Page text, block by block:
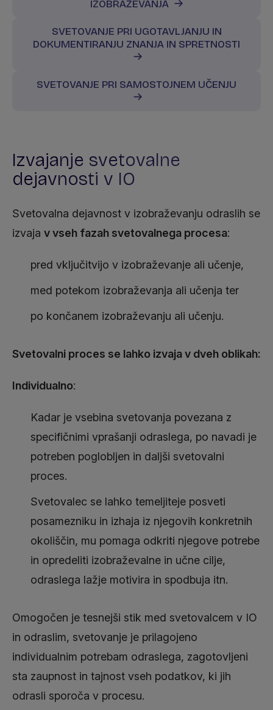
IZOBRAŽEVANJA
SVETOVANJE PRI UGOTAVLJANJU IN
DOKUMENTIRANJU ZNANJA IN SPRETNOSTI
SVETOVANJE PRI SAMOSTOJNEM UČENJU
Izvajanje svetovalne
dejavnosti v IO
Svetovalna dejavnost v izobraževanju odraslih se
izvaja v vseh fazah svetovalnega procesa:
pred vključitvijo v izobraževanje ali učenje,
med potekom izobraževanja ali učenja ter
po končanem izobraževanju ali učenju.
Svetovalni proces se lahko izvaja v dveh oblikah:
Individualno:
Kadar je vsebina svetovanja povezana z
specifičnimi vprašanji odraslega, po navadi je
potreben poglobljen in daljši svetovalni
proces.
Svetovalec se lahko temeljiteje posveti
posamezniku in izhaja iz njegovih konkretnih
okoliščin, mu pomaga odkriti njegove potrebe
in opredeliti izobraževalne in učne cilje,
odraslega lažje moti­vira in spodbuja itn.
Omogočen je tesnejši stik med svetovalcem v IO
in odraslim, svetovanje je prilagojeno
individualnim potrebam odraslega, zagotovljeni
sta zaupnost in tajnost vseh podatkov, ki jih
odrasli sporoča v procesu.